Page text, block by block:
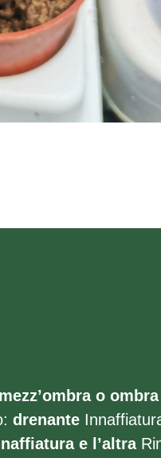
mezz’ombra o ombra
drenante
e l’altra